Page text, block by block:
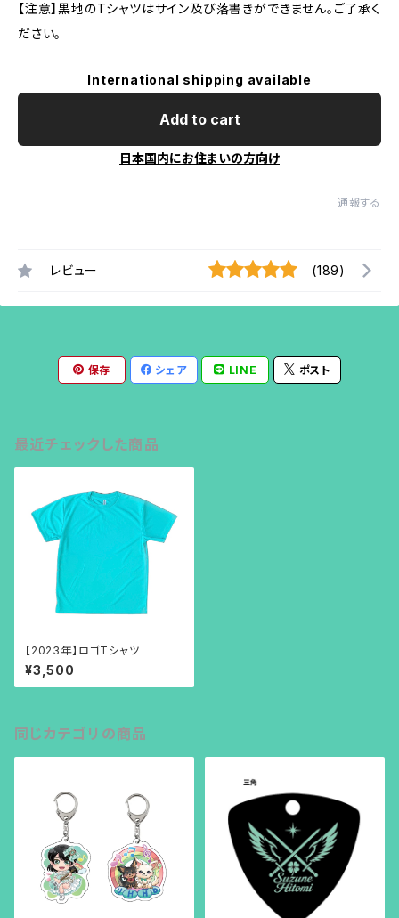
【注意】黒地のTシャツはサイン及び落書きができません。ご了承く
ださい。
International shipping available
Add to cart
日本国内にお住まいの方向け
通報する
レビュー (189)
保存 シェア LINE ポスト
最近チェックした商品
【2023年】ロゴTシャツ
¥3,500
同じカテゴリの商品